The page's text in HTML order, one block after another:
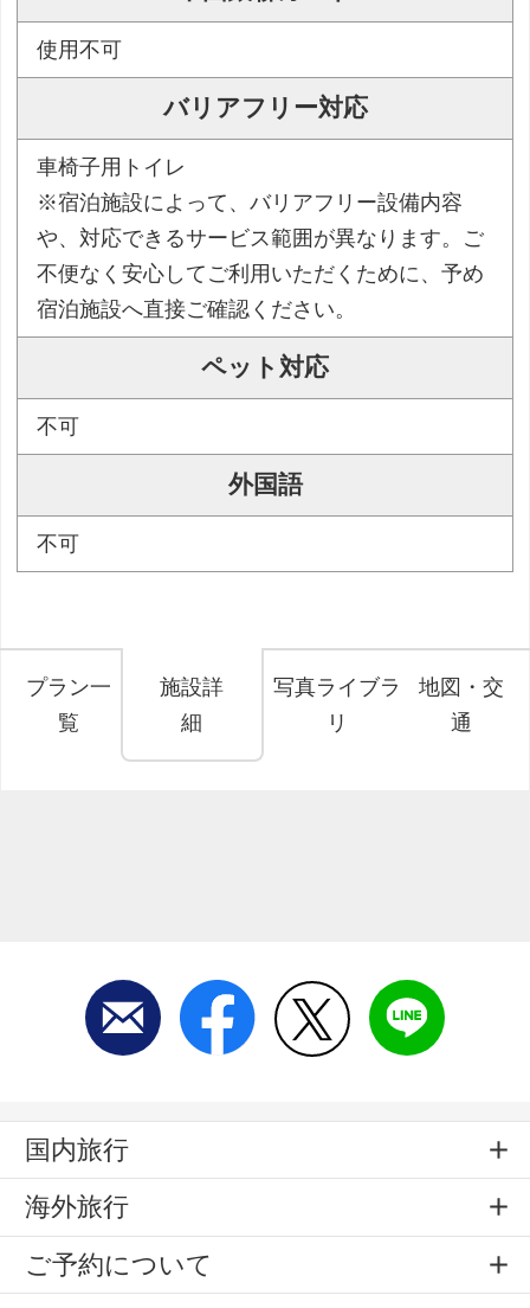
使用不可
バリアフリー対応
車椅子用トイレ
※宿泊施設によって、バリアフリー設備内容
や、対応できるサービス範囲が異なります。ご
不便なく安心してご利用いただくために、予め
宿泊施設へ直接ご確認ください。
ペット対応
不可
外国語
不可
プラン一
覧
施設詳
細
写真ライブラ
リ
地図・交
通
国内旅行
海外旅行
ご予約について